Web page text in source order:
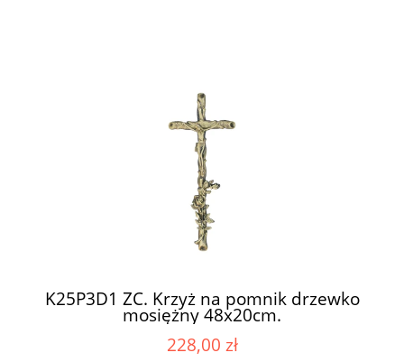
K25P3D1 ZC. Krzyż na pomnik drzewko
mosiężny 48x20cm.
228,00 zł